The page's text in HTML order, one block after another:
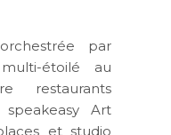
par
étoilé au
restaurants
speakeasy Art
et studio